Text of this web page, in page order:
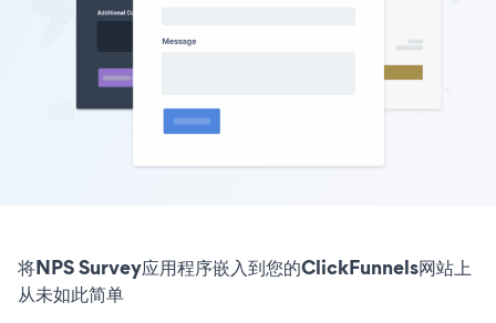
将NPS Survey应用程序嵌入到您的ClickFunnels网站上
从未如此简单